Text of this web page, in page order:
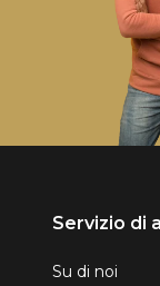
Servizio di
Su di noi